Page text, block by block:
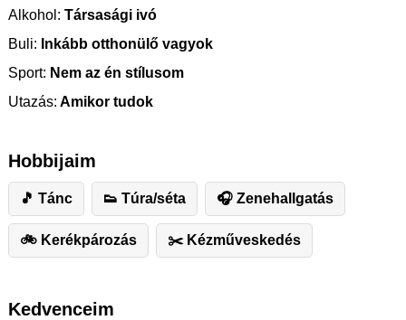
Alkohol: Társasági ivó
Buli: Inkább otthonülő vagyok
Sport: Nem az én stílusom
Utazás: Amikor tudok
Hobbijaim
🎵 Tánc 👟 Túra/séta 🎧 Zenehallgatás
🚲 Kerékpározás ✂️ ️Kézműveskedés
Kedvenceim